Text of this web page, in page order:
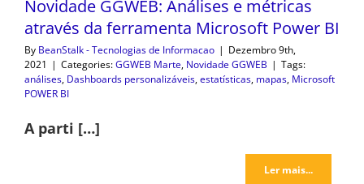
Novidade GGWEB: Análises e métricas
através da ferramenta Microsoft Power BI
By BeanStalk - Tecnologias de Informacao | Dezembro 9th,
2021 | Categories:GGWEB Marte, Novidade GGWEB | Tags:
análises, Dashboards personalizáveis,estatísticas, mapas, Microsoft
POWER BI
A parti […]
Ler mais...